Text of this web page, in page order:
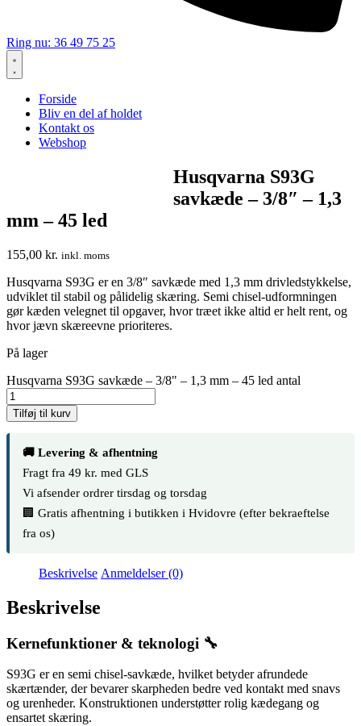
Ring nu: 36 49 75 25
Forside
Bliv en del af holdet
Kontakt os
Webshop
Husqvarna S93G
savkæde – 3/8″ – 1,3
mm – 45 led
155,00 kr. inkl. moms
Husqvarna S93G er en 3/8″ savkæde med 1,3 mm drivledstykkelse,
udviklet til stabil og pålidelig skæring. Semi chisel-udformningen
gør kæden velegnet til opgaver, hvor træet ikke altid er helt rent, og
hvor jævn skæreevne prioriteres.
På lager
Husqvarna S93G savkæde – 3/8" – 1,3 mm – 45 led antal
Tilføj til kurv
🚚 Levering & afhentning
Fragt fra 49 kr. med GLS
Vi afsender ordrer tirsdag og torsdag
🏢 Gratis afhentning i butikken i Hvidovre (efter bekraeftelse
fra os)
Beskrivelse Anmeldelser (0)
Beskrivelse
Kernefunktioner & teknologi 🔧
S93G er en semi chisel-savkæde, hvilket betyder afrundede
skærtænder, der bevarer skarpheden bedre ved kontakt med snavs
og urenheder. Konstruktionen understøtter rolig kædegang og
ensartet skæring.